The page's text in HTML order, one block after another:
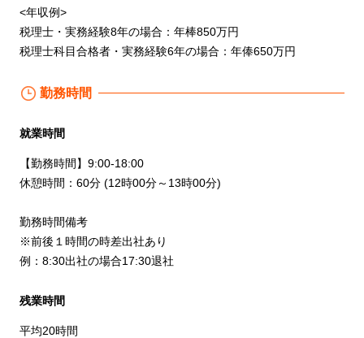
<年収例>
税理士・実務経験8年の場合：年棒850万円
税理士科目合格者・実務経験6年の場合：年俸650万円
勤務時間
就業時間
【勤務時間】9:00-18:00
休憩時間：60分 (12時00分～13時00分)
勤務時間備考
※前後１時間の時差出社あり
例：8:30出社の場合17:30退社
残業時間
平均20時間